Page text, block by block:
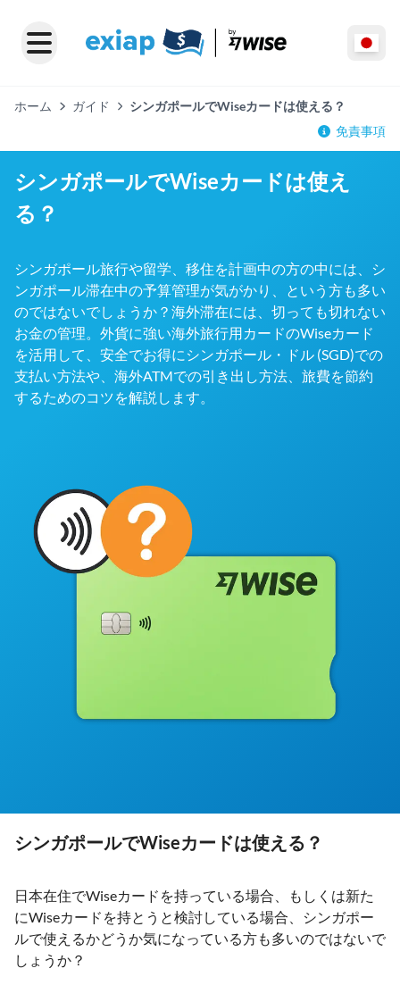
ホーム ガイド
シンガポールでWiseカードは使える？
免責事項
シンガポールでWiseカードは使え
る？
シンガポール旅行や留学、移住を計画中の方の中には、シ
ンガポール滞在中の予算管理が気がかり、という方も多い
のではないでしょうか？海外滞在には、切っても切れない
お金の管理。外貨に強い海外旅行用カードのWiseカード
を活用して、安全でお得にシンガポール・ドル (SGD)での
支払い方法や、海外ATMでの引き出し方法、旅費を節約
するためのコツを解説します。
シンガポールでWiseカードは使える？
日本在住でWiseカードを持っている場合、もしくは新た
にWiseカードを持とうと検討している場合、シンガポー
ルで使えるかどうか気になっている方も多いのではないで
しょうか？